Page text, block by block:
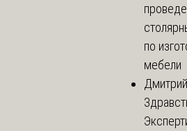
по
мебели
Дмитрий